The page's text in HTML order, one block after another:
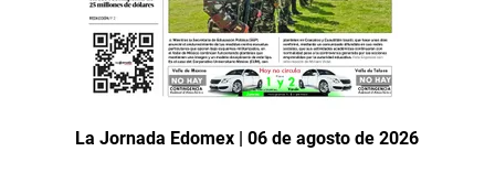
La Jornada Edomex | 06 de agosto de 2026